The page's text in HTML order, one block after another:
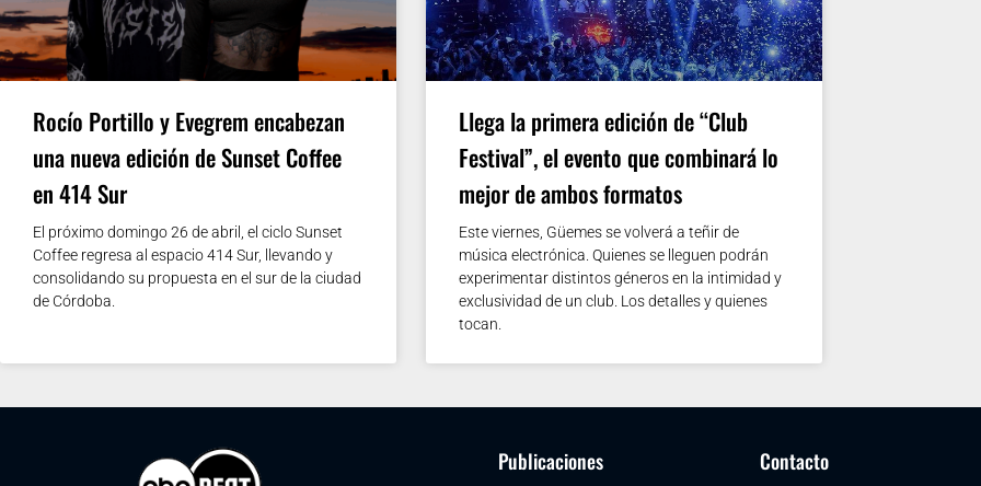
Rocío Portillo y Evegrem encabezan
una nueva edición de Sunset Coffee
en 414 Sur
El próximo domingo 26 de abril, el ciclo Sunset
Coffee regresa al espacio 414 Sur, llevando y
consolidando su propuesta en el sur de la ciudad
de Córdoba.
Llega la primera edición de “Club
Festival”, el evento que combinará lo
mejor de ambos formatos
Este viernes, Güemes se volverá a teñir de
música electrónica. Quienes se lleguen podrán
experimentar distintos géneros en la intimidad y
exclusividad de un club. Los detalles y quienes
tocan.
Publicaciones Contacto